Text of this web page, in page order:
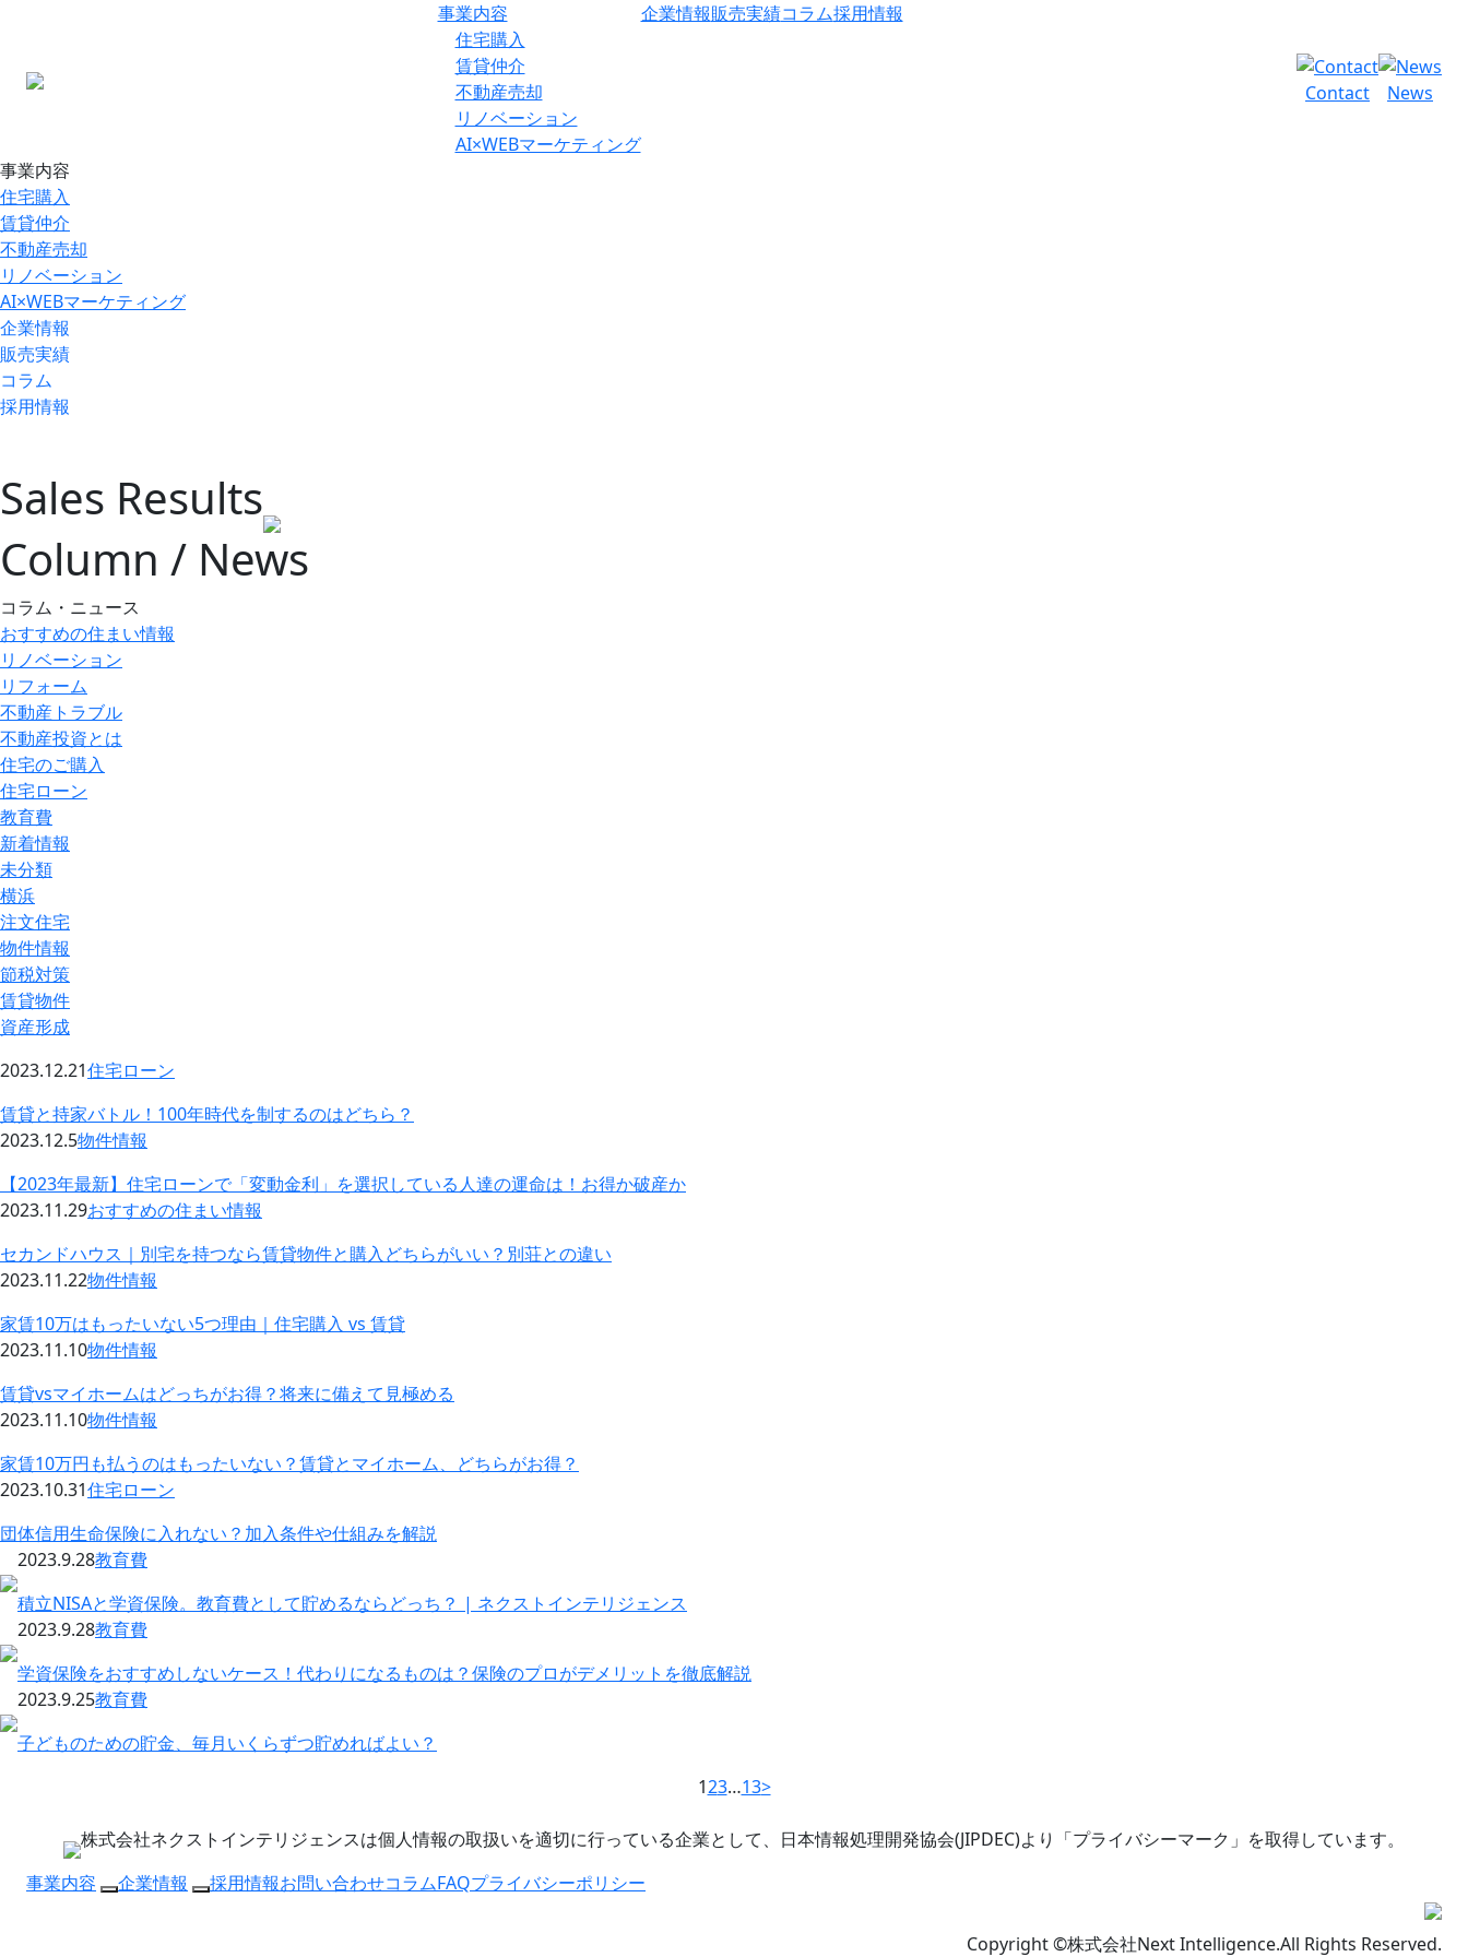
事業内容
住宅購入
賃貸仲介
不動産売却
リノベーション
AI×WEBマーケティング
企業情報販売実績コラム採用情報
Contact News
事業内容
住宅購入
賃貸仲介
不動産売却
リノベーション
AI×WEBマーケティング
企業情報
販売実績
コラム
採用情報
Sales Results
Column / News
コラム・ニュース
おすすめの住まい情報
リノベーション
リフォーム
不動産トラブル
不動産投資とは
住宅のご購入
住宅ローン
教育費
新着情報
未分類
横浜
注文住宅
物件情報
節税対策
賃貸物件
資産形成
2023.12.21住宅ローン
賃貸と持家バトル！100年時代を制するのはどちら？
2023.12.5物件情報
【2023年最新】住宅ローンで「変動金利」を選択している人達の運命は！お得か破産か
2023.11.29おすすめの住まい情報
セカンドハウス｜別宅を持つなら賃貸物件と購入どちらがいい？別荘との違い
2023.11.22物件情報
家賃10万はもったいない5つ理由｜住宅購入 vs 賃貸
2023.11.10物件情報
賃貸vsマイホームはどっちがお得？将来に備えて見極める
2023.11.10物件情報
家賃10万円も払うのはもったいない？賃貸とマイホーム、どちらがお得？
2023.10.31住宅ローン
団体信用生命保険に入れない？加入条件や仕組みを解説
2023.9.28教育費
積立NISAと学資保険。教育費として貯めるならどっち？ | ネクストインテリジェンス
2023.9.28教育費
学資保険をおすすめしないケース！代わりになるものは？保険のプロがデメリットを徹底解説
2023.9.25教育費
子どものための貯金、毎月いくらずつ貯めればよい？
123…13>
株式会社ネクストインテリジェンスは個人情報の取扱いを適切に行っている企業として、日本情報処理開発協会(JIPDEC)より「プライバシーマーク」を取得しています。
事業内容
企業情報 採用情報お問い合わせコラムFAQプライバシーポリシー
Copyright ©株式会社Next Intelligence.All Rights Reserved.